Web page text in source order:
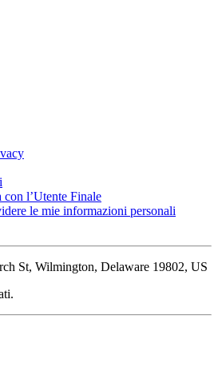
l’Utente Finale
le mie informazioni personali
St, Wilmington, Delaware 19802, US